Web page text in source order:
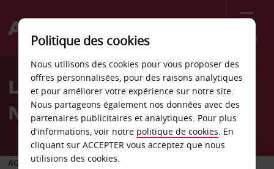
Menu
Welcome
AvisLocation de voiture
Narbonne
AGENCE DE DÉPART
Politique des cookies
Nous utilisons des cookies pour vous proposer des
offres personnalisées, pour des raisons analytiques
et pour améliorer votre expérience sur notre site.
Nous partageons également nos données avec des
partenaires publicitaires et analytiques. Pour plus
d’informations, voir notre politique de cookies. En
cliquant sur ACCEPTER vous acceptez que nous
utilisions des cookies.